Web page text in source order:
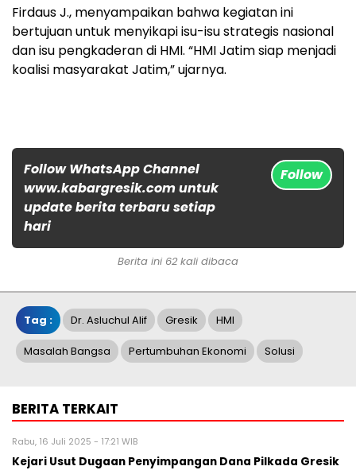
Firdaus J., menyampaikan bahwa kegiatan ini
bertujuan untuk menyikapi isu-isu strategis nasional
dan isu pengkaderan di HMI. “HMI Jatim siap menjadi
koalisi masyarakat Jatim,” ujarnya.
Follow WhatsApp Channel
www.kabargresik.com untuk
update berita terbaru setiap
hari
Follow
Berita ini 62 kali dibaca
Tag : Dr. Asluchul Alif Gresik HMI
Masalah Bangsa Pertumbuhan Ekonomi Solusi
BERITA TERKAIT
Rabu, 16 Juli 2025 - 17:21 WIB
Kejari Usut Dugaan Penyimpangan Dana Pilkada Gresik